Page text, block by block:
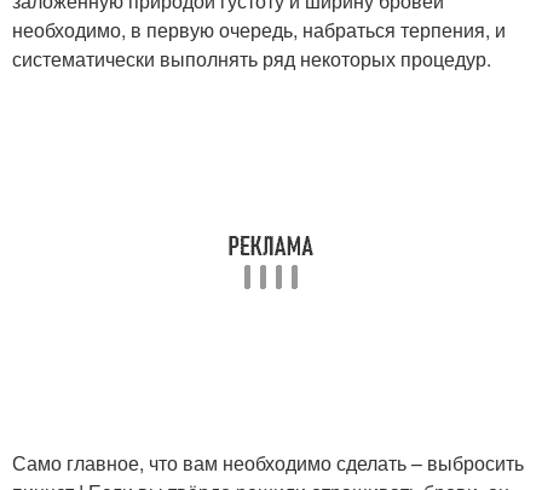
необходимо, в первую очередь, набраться терпения, и
систематически выполнять ряд некоторых процедур.
Само главное, что вам необходимо сделать – выбросить